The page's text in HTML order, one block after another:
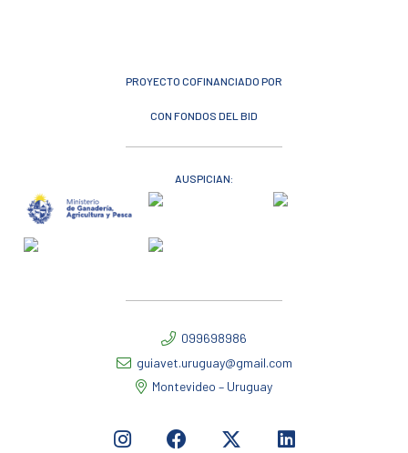
PROYECTO COFINANCIADO POR
CON FONDOS DEL BID
AUSPICIAN:
099698986
guiavet.uruguay@gmail.com
Montevideo – Uruguay